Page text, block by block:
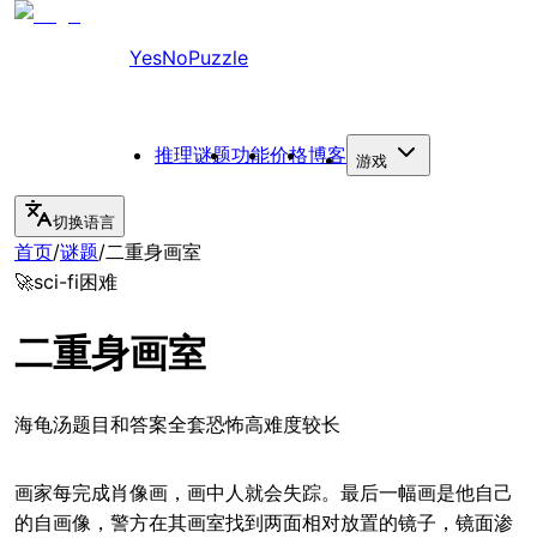
YesNoPuzzle
推理谜题功能价格博客 游戏
切换语言
首页/谜题/二重身画室
🚀sci-fi困难
二重身画室
海龟汤题目和答案全套恐怖高难度较长
画家每完成肖像画，画中人就会失踪。最后一幅画是他自己
的自画像，警方在其画室找到两面相对放置的镜子，镜面渗